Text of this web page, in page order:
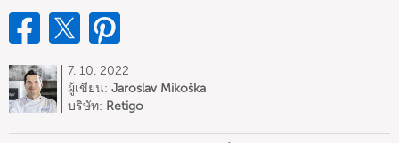
7. 10. 2022
ผู้เขียน: Jaroslav Mikoška
บริษัท: Retigo